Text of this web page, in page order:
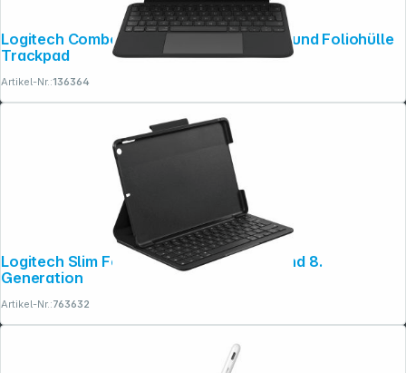
Logitech Combo Touch 11-Inch Tastatur und Foliohülle
Trackpad
Artikel-Nr.:136364
Logitech Slim Folio graphite für iPad 7. und 8.
Generation
Artikel-Nr.:763632